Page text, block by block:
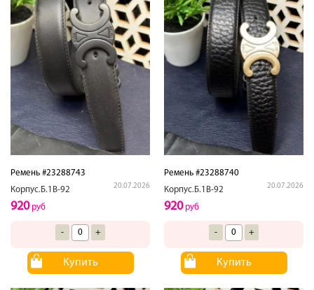
Ремень #23288743
Корпус.Б.1В-92
20.07.2026
920руб
- +
Купить
Ремень #23288740
Корпус.Б.1В-92
20.07.2026
920руб
- +
Купить